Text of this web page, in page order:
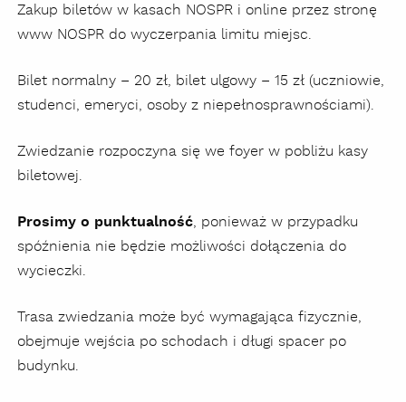
Zakup biletów w kasach NOSPR i online przez stronę
www NOSPR do wyczerpania limitu miejsc.
Bilet normalny – 20 zł, bilet ulgowy – 15 zł (uczniowie,
studenci, emeryci, osoby z niepełnosprawnościami).
Zwiedzanie rozpoczyna się we foyer w pobliżu kasy
biletowej.
Prosimy o punktualność, ponieważ w przypadku
spóźnienia nie będzie możliwości dołączenia do
wycieczki.
Trasa zwiedzania może być wymagająca fizycznie,
obejmuje wejścia po schodach i długi spacer po
budynku.